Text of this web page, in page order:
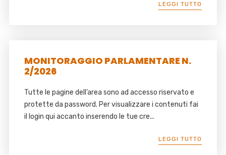
LEGGI TUTTO
MONITORAGGIO PARLAMENTARE N.
2/2026
Tutte le pagine dell’area sono ad accesso riservato e
protette da password. Per visualizzare i contenuti fai
il login qui accanto inserendo le tue cre...
LEGGI TUTTO